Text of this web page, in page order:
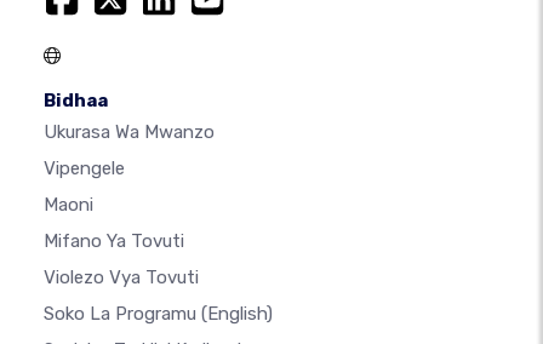
Bidhaa
Ukurasa Wa Mwanzo
Vipengele
Maoni
Mifano Ya Tovuti
Violezo Vya Tovuti
Soko La Programu (English)